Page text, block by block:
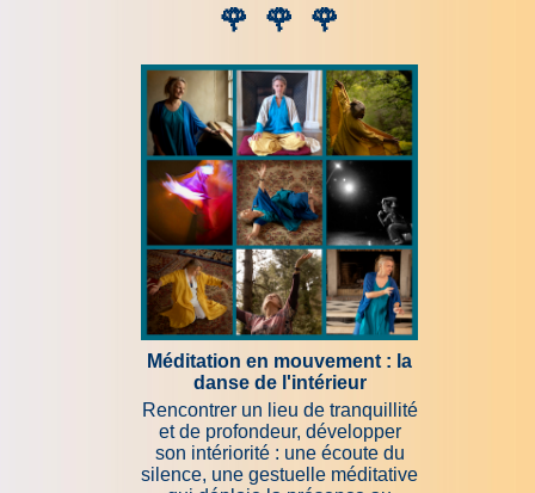
🌹 🌹 🌹
Méditation en mouvement : la
danse de l'intérieur
Rencontrer un lieu de tranquillité
et de profondeur, développer
son intériorité : une écoute du
silence, une gestuelle méditative